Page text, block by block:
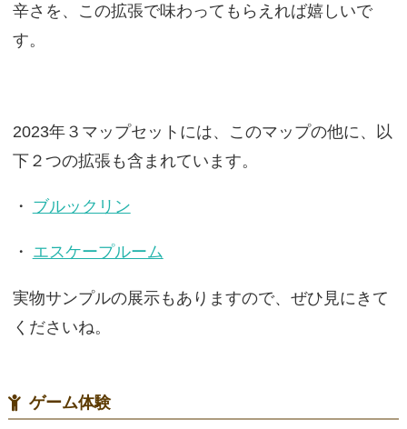
辛さを、この拡張で味わってもらえれば嬉しいで
す。
2023年３マップセットには、このマップの他に、以
下２つの拡張も含まれています。
・ ブルックリン
・ エスケープルーム
実物サンプルの展示もありますので、ぜひ見にきて
くださいね。
ゲーム体験